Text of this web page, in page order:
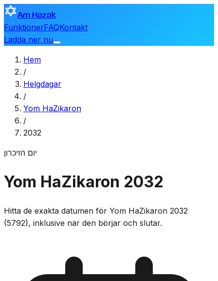
Am Hazak
FunktionerFAQKontakt
Ladda ner nu
Hem
/
Helgdagar
/
Yom HaZikaron
/
2032
יום הזיכרון
Yom HaZikaron 2032
Hitta de exakta datumen för Yom HaZikaron 2032
(5792), inklusive när den börjar och slutar.